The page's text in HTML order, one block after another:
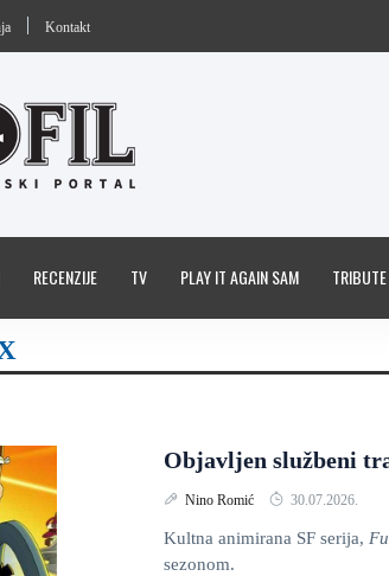
Kontakt
RECENZIJE TV PLAY IT AGAIN SAM
Objavljen službeni
Nino Romić 30.07.2026.
Kultna animirana SF serija,
sezonom.